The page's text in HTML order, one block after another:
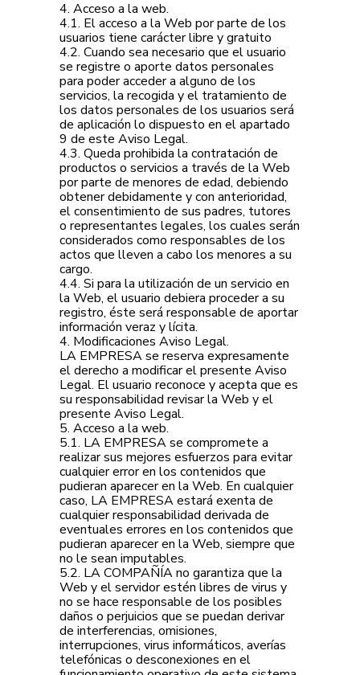
4. Acceso a la web.
4.1. El acceso a la Web por parte de los
usuarios tiene carácter libre y gratuito
4.2. Cuando sea necesario que el usuario
se registre o aporte datos personales
para poder acceder a alguno de los
servicios, la recogida y el tratamiento de
los datos personales de los usuarios será
de aplicación lo dispuesto en el apartado
9 de este Aviso Legal.
4.3. Queda prohibida la contratación de
productos o servicios a través de la Web
por parte de menores de edad, debiendo
obtener debidamente y con anterioridad,
el consentimiento de sus padres, tutores
o representantes legales, los cuales serán
considerados como responsables de los
actos que lleven a cabo los menores a su
cargo.
4.4. Si para la utilización de un servicio en
la Web, el usuario debiera proceder a su
registro, éste será responsable de aportar
información veraz y lícita.
4. Modificaciones Aviso Legal.
LA EMPRESA se reserva expresamente
el derecho a modificar el presente Aviso
Legal. El usuario reconoce y acepta que es
su responsabilidad revisar la Web y el
presente Aviso Legal.
5. Acceso a la web.
5.1. LA EMPRESA se compromete a
realizar sus mejores esfuerzos para evitar
cualquier error en los contenidos que
pudieran aparecer en la Web. En cualquier
caso, LA EMPRESA estará exenta de
cualquier responsabilidad derivada de
eventuales errores en los contenidos que
pudieran aparecer en la Web, siempre que
no le sean imputables.
5.2. LA COMPAÑÍA no garantiza que la
Web y el servidor estén libres de virus y
no se hace responsable de los posibles
daños o perjuicios que se puedan derivar
de interferencias, omisiones,
interrupciones, virus informáticos, averías
telefónicas o desconexiones en el